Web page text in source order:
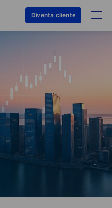
Diventa cliente